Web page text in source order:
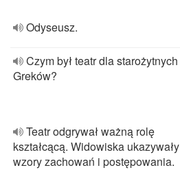
Odyseusz.
Czym był teatr dla starożytnych
Greków?
Teatr odgrywał ważną rolę
kształcącą. Widowiska ukazywały
wzory zachowań i postępowania.